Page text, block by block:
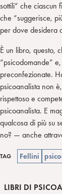
sottili” che ciascun
che “suggerisce,
per dove desidera
È un libro, questo,
“psicodomande”
preconfezionate.
psicoanalista non
rispettoso e
psicoanalista. E
qualcosa di più su
no? — anche
TAG Fellini
LIBRI DI